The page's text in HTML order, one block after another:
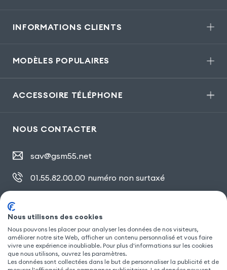
INFORMATIONS CLIENTS
MODÈLES POPULAIRES
ACCESSOIRE TÉLÉPHONE
NOUS CONTACTER
sav@gsm55.net
01.55.82.00.00 numéro non surtaxé
SUIVEZ NOUS
Nous utilisons des cookies
Nous pouvons les placer pour analyser les données de nos visiteurs,
améliorer notre site Web, afficher un contenu personnalisé et vous faire
vivre une expérience inoubliable. Pour plus d'informations sur les cookies
que nous utilisons, ouvrez les paramètres.
Les données sont collectées dans le but de personnaliser la publicité et de